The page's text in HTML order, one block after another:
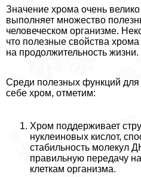
Значение хрома очень
выполняет множество
человеческом организме.
что полезные свойства
на продолжительность жизни.
Среди полезных функций для
себе хром, отметим:
Хром поддерживает
нуклеиновых кислот,
стабильность молекул
правильную передачу
клеткам организма.